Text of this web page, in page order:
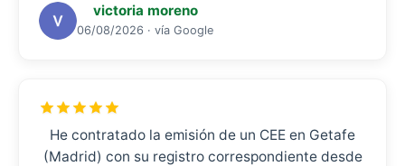
victoria moreno
06/08/2026 · vía Google
He contratado la emisión de un CEE en Getafe
(Madrid) con su registro correspondiente desde